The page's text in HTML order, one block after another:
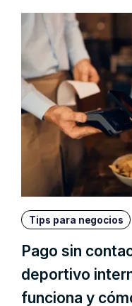
Tips para negocios
Pago sin
deportivo
funciona y